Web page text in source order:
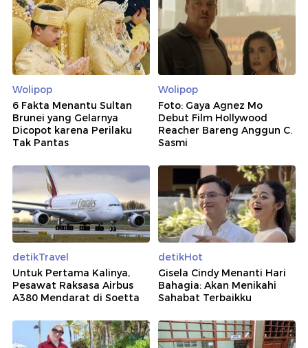
Wolipop
6 Fakta Menantu Sultan
Brunei yang Gelarnya
Dicopot karena Perilaku
Tak Pantas
Wolipop
Foto: Gaya Agnez Mo
Debut Film Hollywood
Reacher Bareng Anggun C.
Sasmi
detikTravel
Untuk Pertama Kalinya,
Pesawat Raksasa Airbus
A380 Mendarat di Soetta
detikHot
Gisela Cindy Menanti Hari
Bahagia: Akan Menikahi
Sahabat Terbaikku